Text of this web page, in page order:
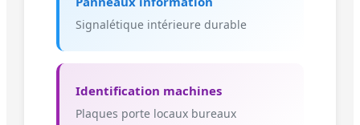
Signalétique intérieure durable
Identification machines
Plaques porte locaux bureaux